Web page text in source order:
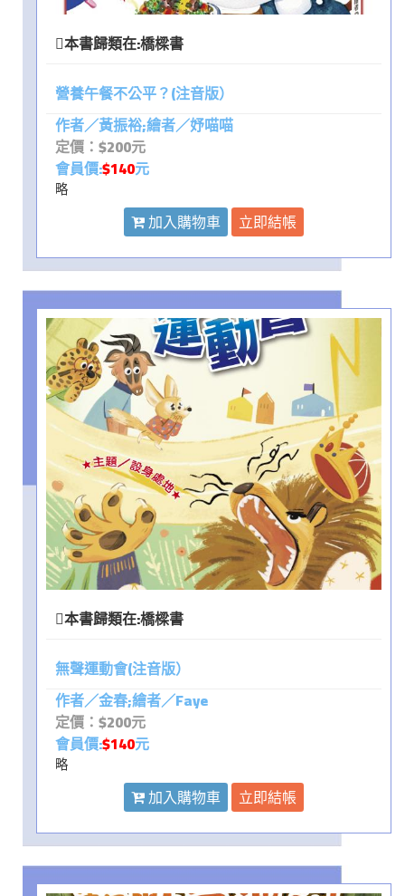
本書歸類在:橋樑書
營養午餐不公平？(注音版）
作者／黃振裕;繪者／妤喵喵
定價：$200元
會員價:$140元
略
加入購物車 立即結帳
本書歸類在:橋樑書
無聲運動會(注音版）
作者／金春;繪者／Faye
定價：$200元
會員價:$140元
略
加入購物車 立即結帳